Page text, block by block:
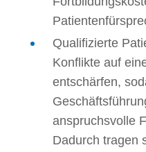
Qualifizierte
Konflikte auf
entschärfen,
anspruchsvolle
Dadurch tragen